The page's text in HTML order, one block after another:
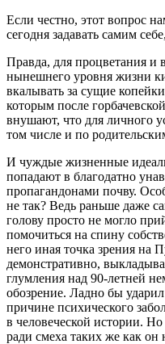
Если честно, этот вопрос
сегодня задавать самим
Правда, для процветания и
нынешнего уровня жизни
вкалывать за сущие
которым после
внушают, что для личного
том числе и по
И чуждые жизненные
попадают в благодатно
пропагандонами почву.
не так? Ведь раньше даже
голову просто не могло
помочиться на спину
него иная точка зрения на
демонстративно,
глумления над 90-летней
обозрение. Ладно бы
причине психического
в человеческой истории.
ради смеха таких же как